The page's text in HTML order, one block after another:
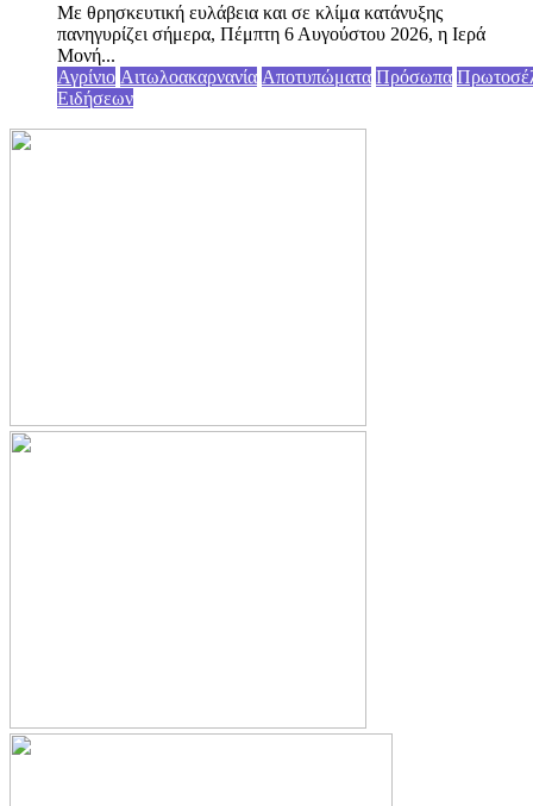
Με θρησκευτική ευλάβεια και σε κλίμα κατάνυξης
πανηγυρίζει σήμερα, Πέμπτη 6 Αυγούστου 2026, η Ιερά
Μονή...
Αγρίνιο Αιτωλοακαρνανία Αποτυπώματα Πρόσωπα
Ειδήσεων